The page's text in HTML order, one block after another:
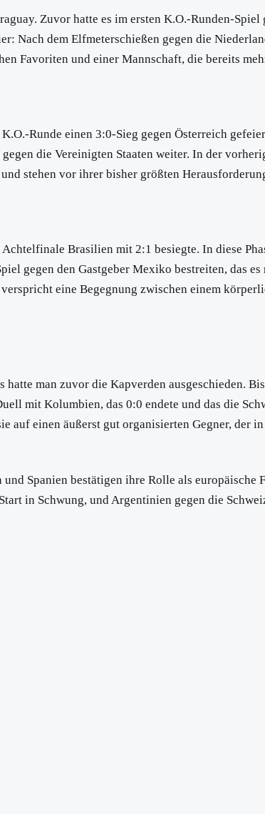
Zuvor hatte es im ersten K.O.-Runden-Spiel
Nach dem Elfmeterschießen gegen die
Favoriten und einer Mannschaft, die bereits
Runde einen 3:0-Sieg gegen Österreich
die Vereinigten Staaten weiter. In der
stehen vor ihrer bisher größten
Brasilien mit 2:1 besiegte. In diese
gegen den Gastgeber Mexiko bestreiten, das
eine Begegnung zwischen einem
man zuvor die Kapverden ausgeschieden.
mit Kolumbien, das 0:0 endete und das die
einen äußerst gut organisierten Gegner, der
Spanien bestätigen ihre Rolle als
in Schwung, und Argentinien gegen die